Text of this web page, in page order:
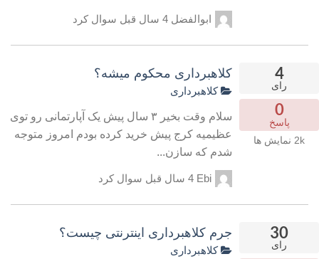
ابوالفضل 4 سال قبل سوال کرد
4
رای
0
پاسخ
2k
نمایش ها
کلاهبرداری محکوم میشه؟
کلاهبرداری
سلام وقت بخیر ۳ سال پیش یک آپارتمانی رو توی
عظیمیه کرج پیش خرید کرده بودم امروز متوجه
شدم که سازن...
Ebi 4 سال قبل سوال کرد
30
رای
جرم کلاهبرداری اینترنتی چیست؟
کلاهبرداری